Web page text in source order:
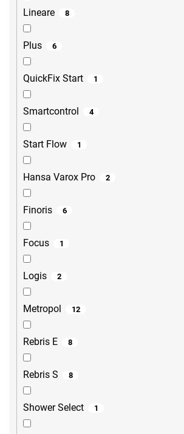
Lineare 8
Plus 6
QuickFix Start 1
Smartcontrol 4
Start Flow 1
Hansa Varox Pro 2
Finoris 6
Focus 1
Logis 2
Metropol 12
Rebris E 8
Rebris S 8
Shower Select 1